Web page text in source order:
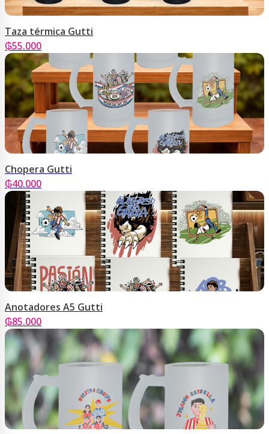
Taza térmica Gutti
₲55.000
Chopera Gutti
₲40.000
Anotadores A5 Gutti
₲85.000